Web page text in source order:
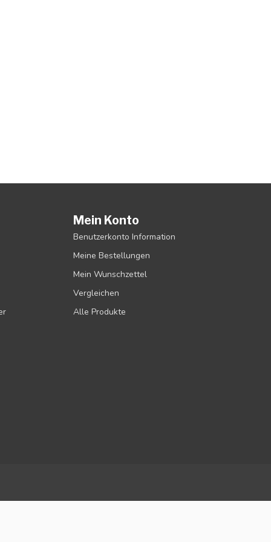
Mein Konto
Benutzerkonto Information
Meine Bestellungen
Mein Wunschzettel
Vergleichen
Alle Produkte